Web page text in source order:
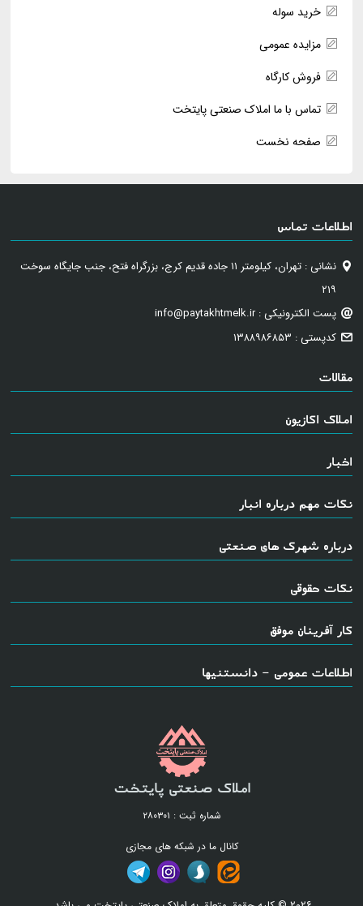
خرید سوله
مزایده عمومی
فروش کارگاه
تماس با ما املاک صنعتی پایتخت
صفحه نخست
اطلاعات تماس
نشانی : تهران، کیلومتر ۱۱ جاده قدیم کرج، بزرگراه فتح، جنب جایگاه سوخت
۲۱۹
پست الکترونیکی : info@paytakhtmelk.ir
کدپستی : ۱۳۸۸۹۸۶۸۵۳
مقالات
املاک اکازیون
اخبار
نکات مهم درباره انبار
درباره شهرک های صنعتی
نکات حقوقی
کار آفرینان موفق
اطلاعات عمومی - دانستنیها
املاک صنعتی پایتخت
شماره ثبت : ۲۸۰۳۰۱
کانال ما در شبکه های مجازی